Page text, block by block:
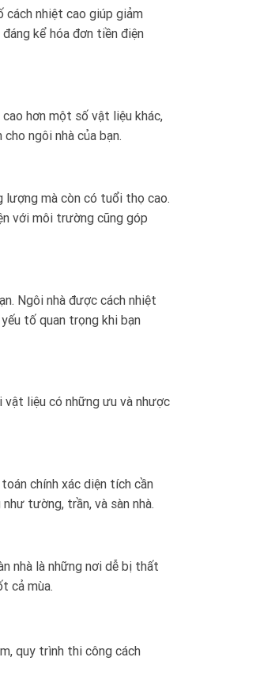
cách nhiệt cao giúp giảm
kể hóa đơn tiền điện
hơn một số vật liệu khác,
ngôi nhà của bạn.
lượng mà còn có tuổi thọ cao.
với môi trường cũng góp
Ngôi nhà được cách nhiệt
tố quan trọng khi bạn
vật liệu có những ưu và nhược
chính xác diện tích cần
tường, trần, và sàn nhà.
nhà là những nơi dễ bị thất
cả mùa.
quy trình thi công cách